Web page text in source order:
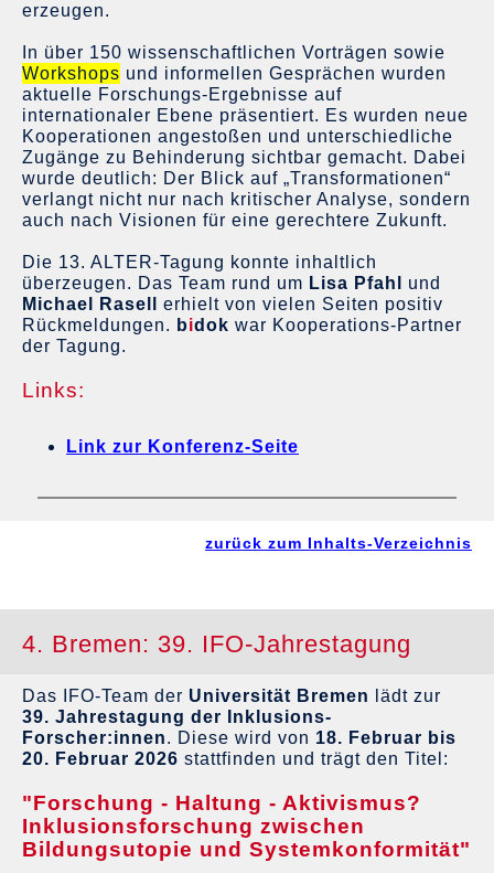
erzeugen.
In über 150 wissenschaftlichen Vorträgen sowie
Workshops und informellen Gesprächen wurden
aktuelle Forschungs-Ergebnisse auf
internationaler Ebene präsentiert. Es wurden neue
Kooperationen angestoßen und unterschiedliche
Zugänge zu Behinderung sichtbar gemacht. Dabei
wurde deutlich: Der Blick auf „Transformationen“
verlangt nicht nur nach kritischer Analyse, sondern
auch nach Visionen für eine gerechtere Zukunft.
Die 13. ALTER-Tagung konnte inhaltlich
überzeugen. Das Team rund um Lisa Pfahl
und
Michael Rasell
erhielt von vielen Seiten positiv
Rückmeldungen. bidok war Kooperations-Partner
der Tagung.
Links:
Link zur Konferenz-Seite
zurück zum Inhalts-Verzeichnis
4. Bremen: 39. IFO-Jahrestagung
Das IFO-Team der Universität Bremen
lädt zur
39. Jahrestagung der Inklusions-
Forscher:innen. Diese wird von 18. Februar bis
20. Februar 2026 stattfinden und trägt den Titel:
"Forschung - Haltung - Aktivismus?
Inklusionsforschung zwischen
Bildungsutopie und Systemkonformität"